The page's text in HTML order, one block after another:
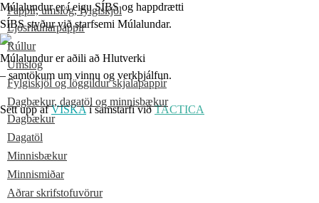
Pappír, umslög, fylgiskjöl
Ljósritunarpappír
Rúllur
Umslög
Fylgiskjöl og löggildur skjalapappír
Dagbækur, dagatöl og minnisbækur
Dagbækur
Dagatöl
Minnisbækur
Minnismiðar
Aðrar skrifstofuvörur
Múlalundur er í eigu SÍBS og happdrætti
SÍBS styður við starfsemi Múlalundar.
Múlalundur er aðili að Hlutverki
– samtökum um vinnu og verkþjálfun.
Sett upp afVISKAí samstarfi viðTACTICA